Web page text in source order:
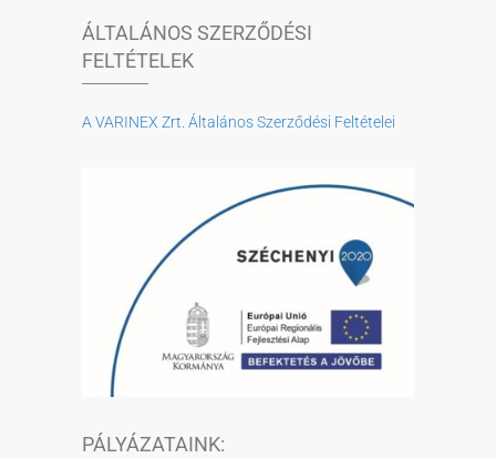
ÁLTALÁNOS SZERZŐDÉSI
FELTÉTELEK
A VARINEX Zrt. Általános Szerződési Feltételei
PÁLYÁZATAINK: